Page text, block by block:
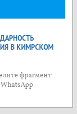
В КИМРСКОМ
фрагмент